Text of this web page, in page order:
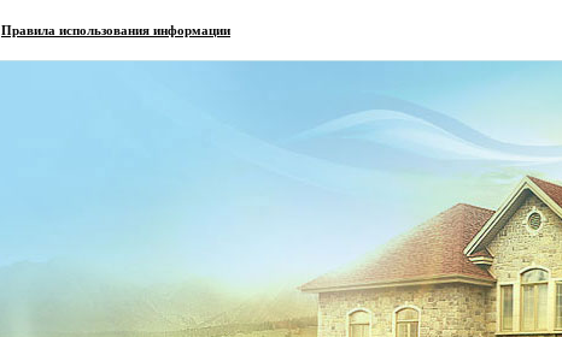
Правила использования информации